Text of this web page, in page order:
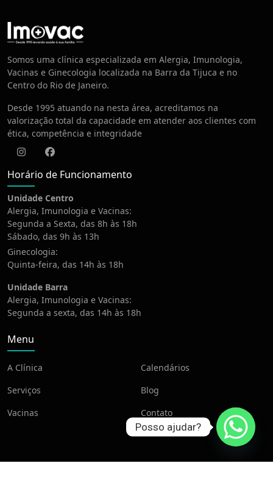
Centro de Vacinação
Somos uma clínica especializada em Alergia, Imunologia,
Vacinas e Ginecologia localizada na Barra da Tijuca e no
Centro do Rio de Janeiro.
Desde 1995 atuando na nesta área, acreditamos na
valorização total da capacidade em atender aos clientes com
ética, competência e integridade
InstagramFacebook
Horário de Funcionamento
Unidade Centro
Alergia, Imunologia e Vacinas:
Segunda a Sexta, das 8h às 18h
Sábado, das 9h às 13h
Ginecologia:
Quinta-feira, das 14h às 18h
Unidade Barra
Alergia, Imunologia e Vacinas:
Segunda a sexta, das 14h às 18h
Menu
A Clínica
Serviços
Vacinas
Calendários
Blog
Contato
Posso ajudar?